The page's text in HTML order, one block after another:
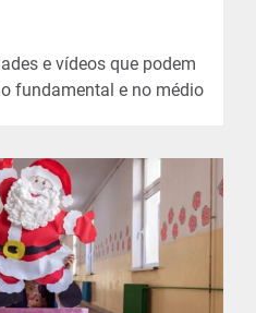
e vídeos que podem
fundamental e no médio